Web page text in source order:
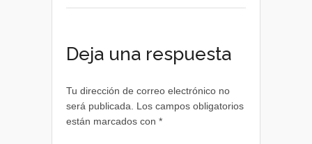
Deja una respuesta
Tu dirección de correo electrónico no
será publicada.
Los campos obligatorios
están marcados con *